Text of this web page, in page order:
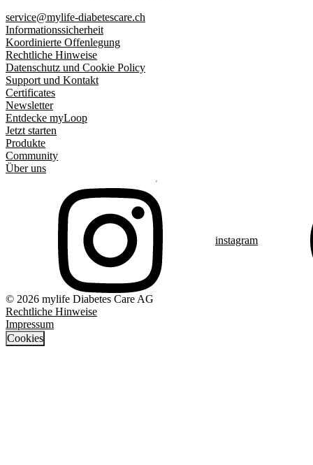
service@mylife-diabetescare.ch
Informationssicherheit
Koordinierte Offenlegung
Rechtliche Hinweise
Datenschutz und Cookie Policy
Support und Kontakt
Certificates
Newsletter
Entdecke myLoop
Jetzt starten
Produkte
Community
Über uns
instagram
© 2026 mylife Diabetes Care AG
Rechtliche Hinweise
Impressum
Cookies